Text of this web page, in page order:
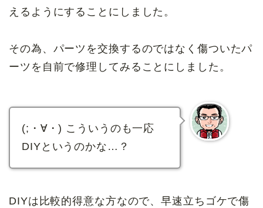
えるようにすることにしました。
その為、パーツを交換するのではなく傷ついたパ
ーツを自前で修理してみることにしました。
(;・∀・) こういうのも一応
DIYというのかな…？
DIYは比較的得意な方なので、早速立ちゴケで傷